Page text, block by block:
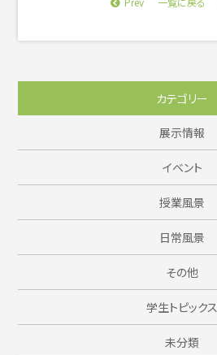
カテゴリー
展示情報
イベント
授業風景
日常風景
その他
学生トピックス
未分類